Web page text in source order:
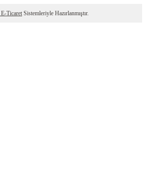
E-Ticaret Sistemleriyle Hazırlanmıştır.